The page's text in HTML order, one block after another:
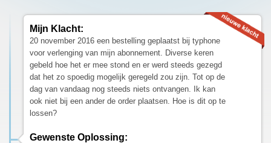
Mijn Klacht:
20 november 2016 een bestelling geplaatst bij typhone
voor verlenging van mijn abonnement. Diverse keren
gebeld hoe het er mee stond en er werd steeds gezegd
dat het zo spoedig mogelijk geregeld zou zijn. Tot op de
dag van vandaag nog steeds niets ontvangen. Ik kan
ook niet bij een ander de order plaatsen. Hoe is dit op te
lossen?
Gewenste Oplossing: